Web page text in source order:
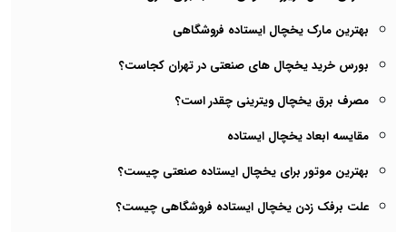
بهترین مارک یخچال ایستاده فروشگاهی
بورس خرید یخچال های صنعتی در تهران کجاست؟
مصرف برق یخچال ویترینی چقدر است؟
مقایسه ابعاد یخچال ایستاده
بهترین موتور برای یخچال ایستاده صنعتی چیست؟
علت برفک زدن یخچال ایستاده فروشگاهی چیست؟